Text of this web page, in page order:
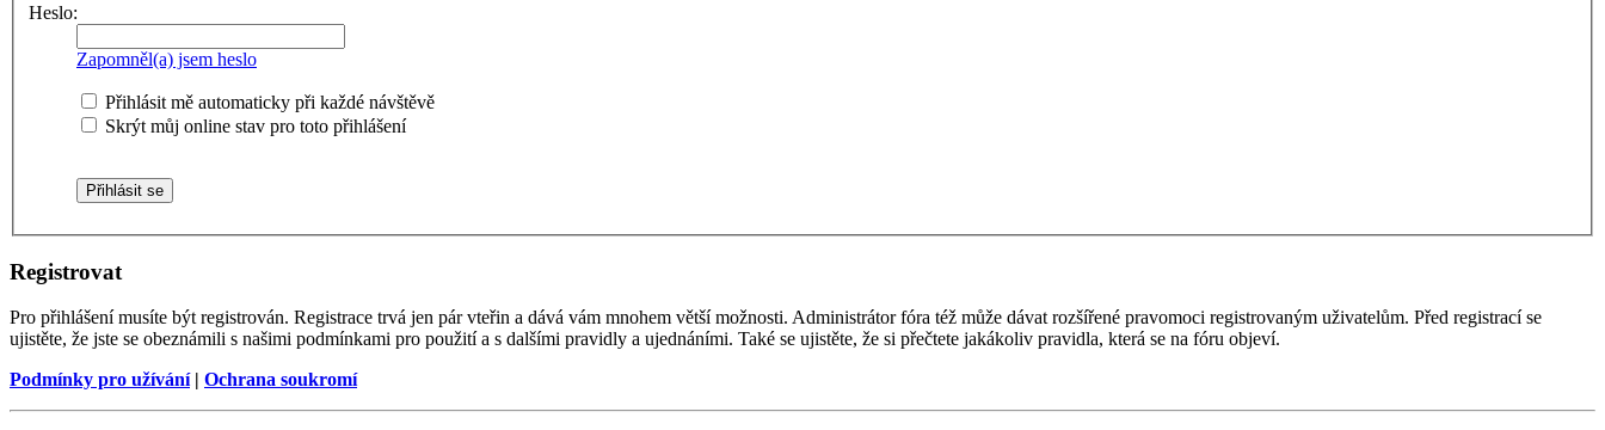
Heslo:
Zapomněl(a) jsem heslo
Přihlásit mě automaticky při každé návštěvě
Skrýt můj online stav pro toto přihlášení
Registrovat
Pro přihlášení musíte být registrován. Registrace trvá jen pár vteřin a dává vám mnohem větší možnosti. Administrátor fóra též může dávat rozšířené pravomoci registrovaným uživatelům. Před registrací se
ujistěte, že jste se obeznámili s našimi podmínkami pro použití a s dalšími pravidly a ujednáními. Také se ujistěte, že si přečtete jakákoliv pravidla, která se na fóru objeví.
Podmínky pro užívání| Ochrana soukromí